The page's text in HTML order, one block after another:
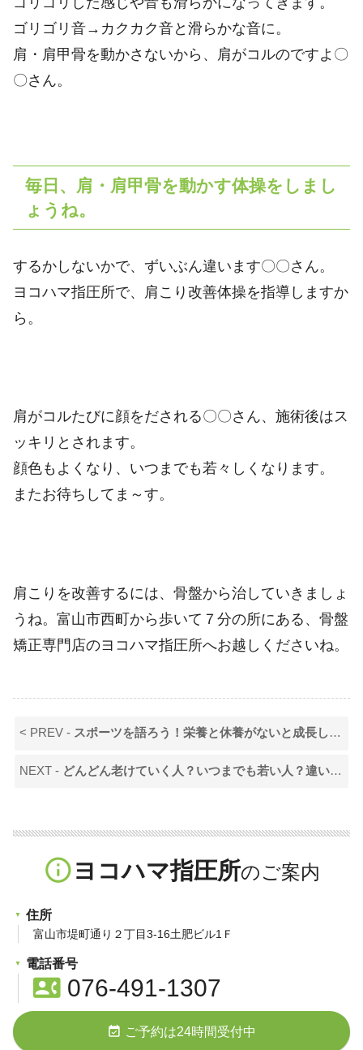
ゴリゴリ音→カクカク音と滑らかな音に。
肩・肩甲骨を動かさないから、肩がコルのですよ〇
〇さん。
毎日、肩・肩甲骨を動かす体操をしまし
ょうね。
するかしないかで、ずいぶん違います〇〇さん。
ヨコハマ指圧所で、肩こり改善体操を指導しますか
ら。
肩がコルたびに顔をだされる〇〇さん、施術後はス
ッキリとされます。
顔色もよくなり、いつまでも若々しくなります。
またお待ちしてま～す。
肩こりを改善するには、骨盤から治していきましょ
うね。富山市西町から歩いて７分の所にある、骨盤
矯正専門店のヨコハマ指圧所へお越しくださいね。
< PREV - スポーツを語ろう！栄養と休養がないと成長しない
NEXT - どんどん老けていく人？いつまでも若い人？違いは
info_outlineヨコハマ指圧所
住所
富山市堤町通り２丁目3-16土肥ビル1Ｆ
電話番号
contact_phone076-491-1307
event_available ご予約は24時間受付中